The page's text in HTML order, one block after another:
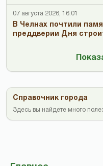
07 августа 2026, 16:01
В Челнах почтили
преддверии Дня
Справочник города
Здесь вы найдете много